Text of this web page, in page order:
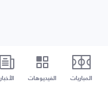
المباريات الفيديوهات الأخبار